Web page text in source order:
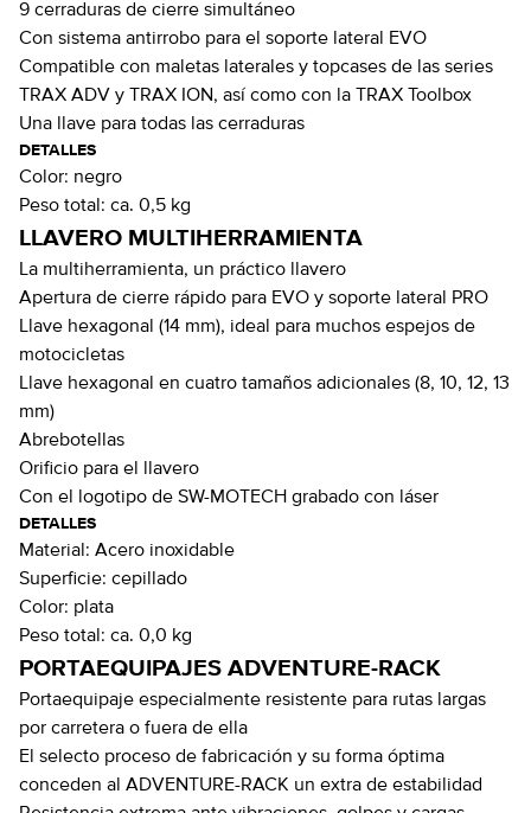
9 cerraduras de cierre simultáneo
Con sistema antirrobo para el soporte lateral EVO
Compatible con maletas laterales y topcases de las series
TRAX ADV y TRAX ION, así como con la TRAX Toolbox
Una llave para todas las cerraduras
DETALLES
Color: negro
Peso total: ca. 0,5 kg
LLAVERO MULTIHERRAMIENTA
La multiherramienta, un práctico llavero
Apertura de cierre rápido para EVO y soporte lateral PRO
Llave hexagonal (14 mm), ideal para muchos espejos de
motocicletas
Llave hexagonal en cuatro tamaños adicionales (8, 10, 12, 13
mm)
Abrebotellas
Orificio para el llavero
Con el logotipo de SW-MOTECH grabado con láser
DETALLES
Material: Acero inoxidable
Superficie: cepillado
Color: plata
Peso total: ca. 0,0 kg
PORTAEQUIPAJES ADVENTURE-RACK
Portaequipaje especialmente resistente para rutas largas
por carretera o fuera de ella
El selecto proceso de fabricación y su forma óptima
conceden al ADVENTURE-RACK un extra de estabilidad